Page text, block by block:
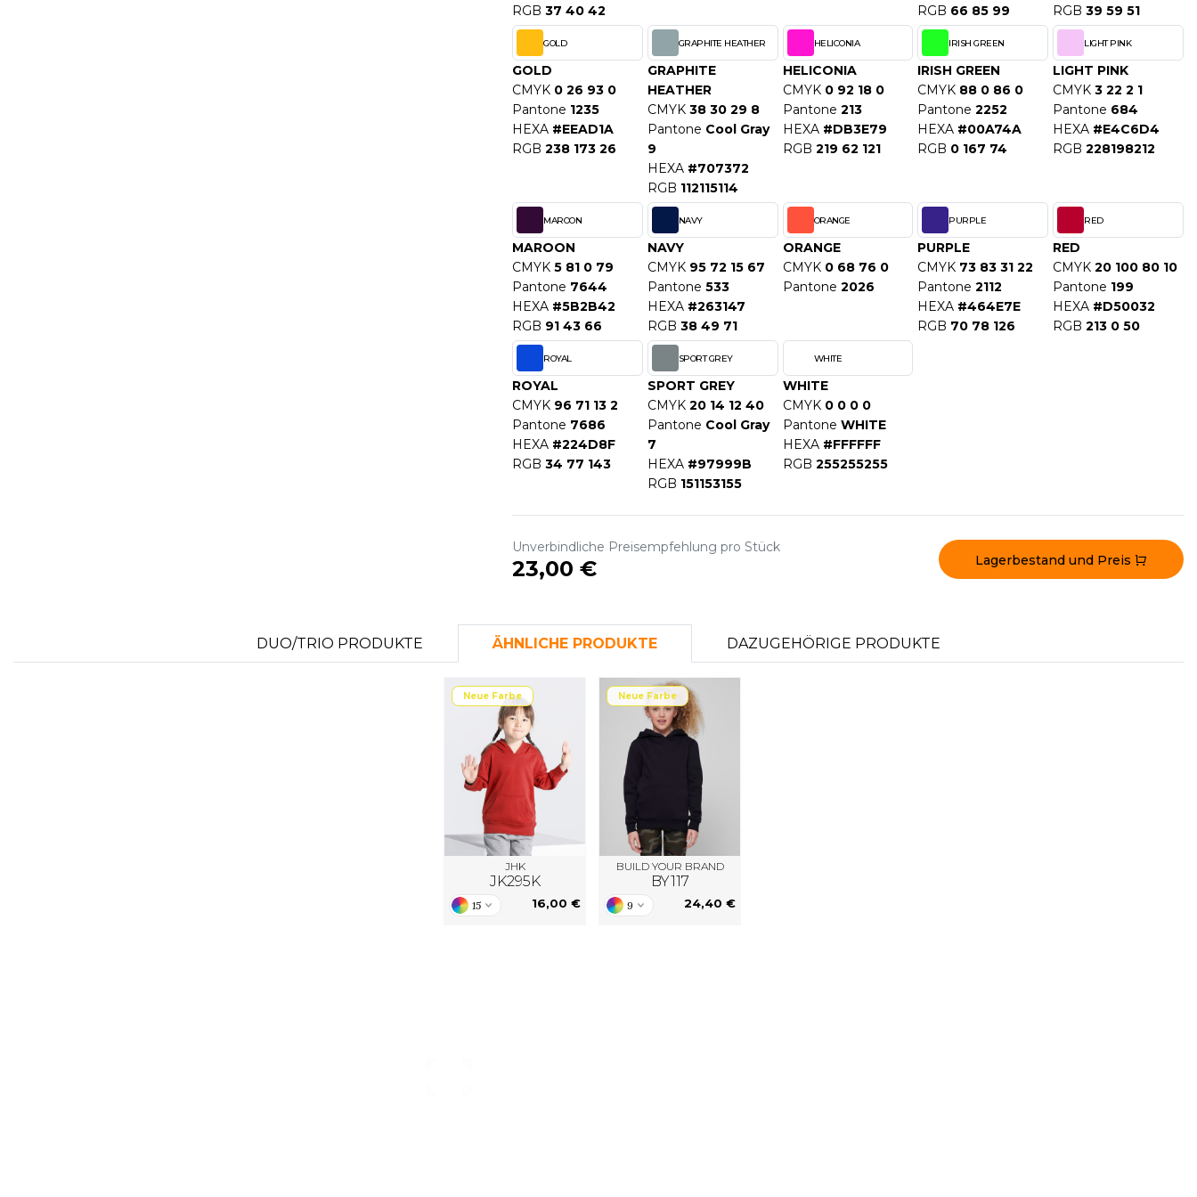
SANS ETIQUETTE
RGB 37 40 42
RGB 66 85 99
RGB 39 59 51
GOLD
GOLD
CMYK 0 26 93 0
Pantone 1235
HEXA #EEAD1A
RGB 238 173 26
GRAPHITE HEATHER
GRAPHITE
HEATHER
CMYK 38 30 29 8
Pantone Cool Gray
9
HEXA #707372
RGB 112115114
HELICONIA
HELICONIA
CMYK 0 92 18 0
Pantone 213
HEXA #DB3E79
RGB 219 62 121
IRISH GREEN
IRISH GREEN
CMYK 88 0 86 0
Pantone 2252
HEXA #00A74A
RGB 0 167 74
LIGHT PINK
LIGHT PINK
CMYK 3 22 2 1
Pantone 684
HEXA #E4C6D4
RGB 228198212
MAROON
MAROON
CMYK 5 81 0 79
Pantone 7644
HEXA #5B2B42
RGB 91 43 66
NAVY
NAVY
CMYK 95 72 15 67
Pantone 533
HEXA #263147
RGB 38 49 71
ORANGE
ORANGE
CMYK 0 68 76 0
Pantone 2026
PURPLE
PURPLE
CMYK 73 83 31 22
Pantone 2112
HEXA #464E7E
RGB 70 78 126
RED
RED
CMYK 20 100 80 10
Pantone 199
HEXA #D50032
RGB 213 0 50
ROYAL
ROYAL
CMYK 96 71 13 2
Pantone 7686
HEXA #224D8F
RGB 34 77 143
SPORT GREY
SPORT GREY
CMYK 20 14 12 40
Pantone Cool Gray
7
HEXA #97999B
RGB 151153155
WHITE
WHITE
CMYK 0 0 0 0
Pantone WHITE
HEXA #FFFFFF
RGB 255255255
Unverbindliche Preisempfehlung pro Stück
23,00 € Lagerbestand und Preis
DUO/TRIO PRODUKTE ÄHNLICHE PRODUKTE DAZUGEHÖRIGE PRODUKTE
Neue Farbe
JHK
JK295K
15 16,00 €
Neue Farbe
BUILD YOUR BRAND
BY117
9 24,40 €